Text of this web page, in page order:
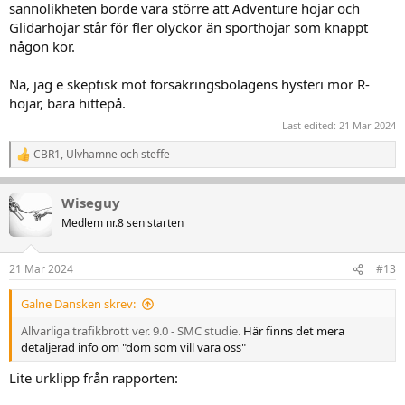
sannolikheten borde vara större att Adventure hojar och
Glidarhojar står för fler olyckor än sporthojar som knappt
någon kör.
Nä, jag e skeptisk mot försäkringsbolagens hysteri mor R-
hojar, bara hittepå.
Last edited: 21 Mar 2024
R
e
a
k
t
i
e
r
CBR1, Ulvhamne ochsteffe
Wiseguy
Medlem nr.8 sen starten
21 Mar 2024 #13
Galne Dansken skrev:
Allvarliga trafikbrott ver. 9.0 - SMC studie. Här finns det mera
detaljerad info om "dom som vill vara oss"
Lite urklipp från rapporten: